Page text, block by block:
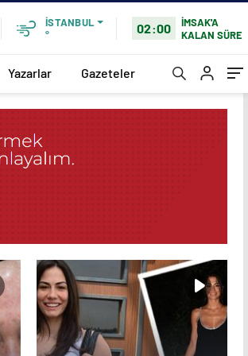
İSTANBUL
°
02:00
İMSAK'A
KALAN SÜRE
Yazarlar Gazeteler